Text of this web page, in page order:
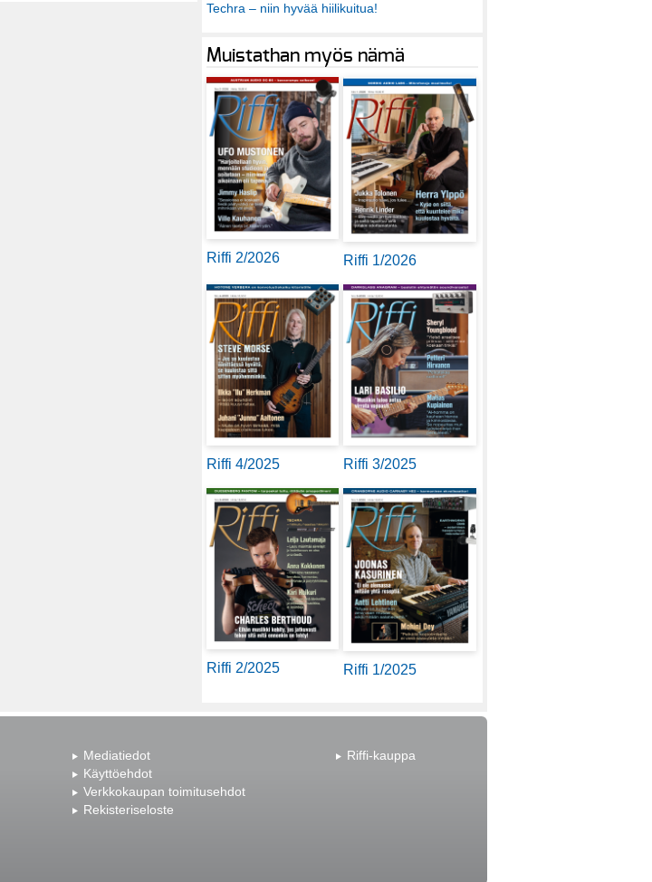
Techra – niin hyvää hiilikuitua!
Muistathan myös nämä
Riffi 2/2026 Riffi 1/2026
Riffi 4/2025 Riffi 3/2025
Riffi 2/2025 Riffi 1/2025
Mediatiedot
Käyttöehdot
Verkkokaupan toimitusehdot
Rekisteriseloste
Riffi-kauppa